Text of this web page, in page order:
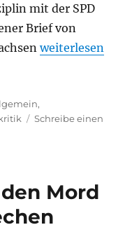
mit der SPD
Brief von
„Offener Brief:
weiterlesen
,
Schreibe einen
Mord